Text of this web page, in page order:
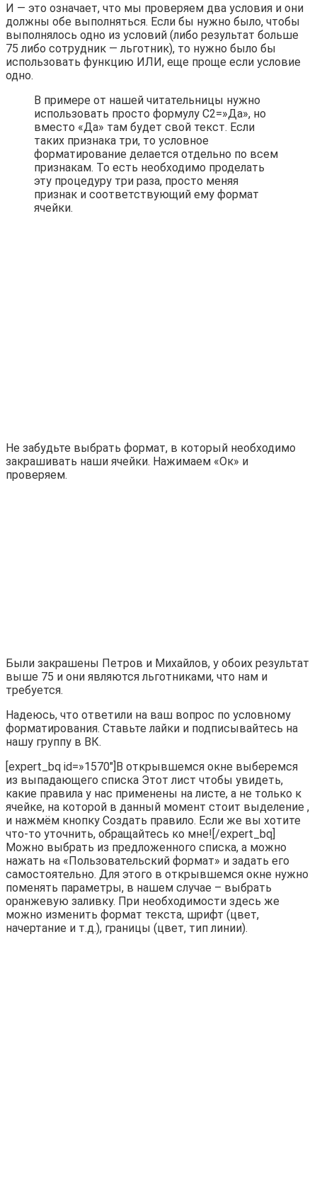
И — это означает, что мы проверяем два условия и они
должны обе выполняться. Если бы нужно было, чтобы
выполнялось одно из условий (либо результат больше
75 либо сотрудник — льготник), то нужно было бы
использовать функцию ИЛИ, еще проще если условие
одно.
В примере от нашей читательницы нужно
использовать просто формулу C2=»Да», но
вместо «Да» там будет свой текст. Если
таких признака три, то условное
форматирование делается отдельно по всем
признакам. То есть необходимо проделать
эту процедуру три раза, просто меняя
признак и соответствующий ему формат
ячейки.
Не забудьте выбрать формат, в который необходимо
закрашивать наши ячейки. Нажимаем «Ок» и
проверяем.
Были закрашены Петров и Михайлов, у обоих результат
выше 75 и они являются льготниками, что нам и
требуется.
Надеюсь, что ответили на ваш вопрос по условному
форматирования. Ставьте лайки и подписывайтесь на
нашу группу в ВК.
[expert_bq id=»1570″]В открывшемся окне выберемся
из выпадающего списка Этот лист чтобы увидеть,
какие правила у нас применены на листе, а не только к
ячейке, на которой в данный момент стоит выделение ,
и нажмём кнопку Создать правило. Если же вы хотите
что-то уточнить, обращайтесь ко мне![/expert_bq]
Можно выбрать из предложенного списка, а можно
нажать на «Пользовательский формат» и задать его
самостоятельно. Для этого в открывшемся окне нужно
поменять параметры, в нашем случае – выбрать
оранжевую заливку. При необходимости здесь же
можно изменить формат текста, шрифт (цвет,
начертание и т.д.), границы (цвет, тип линии).